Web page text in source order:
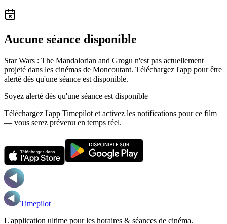
Aucune séance disponible
Star Wars : The Mandalorian and Grogu n'est pas actuellement
projeté dans les cinémas de Moncoutant. Téléchargez l'app pour être
alerté dès qu'une séance est disponible.
Soyez alerté dès qu'une séance est disponible
Téléchargez l'app Timepilot et activez les notifications pour ce film
— vous serez prévenu en temps réel.
Timepilot
L'application ultime pour les horaires & séances de cinéma.